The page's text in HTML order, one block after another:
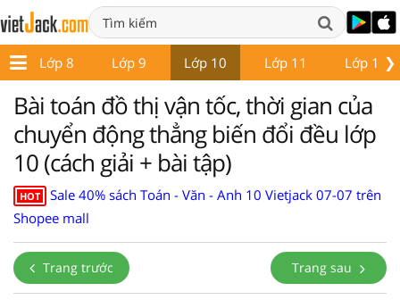
❯
Lớp 8 Lớp 9 Lớp 10 Lớp 11 Lớp 12
Bài toán đồ thị vận tốc, thời gian của
chuyển động thẳng biến đổi đều lớp
10 (cách giải + bài tập)
HOT
Sale 40% sách Toán - Văn - Anh 10 Vietjack 07-07 trên
Shopee mall
Trang trước Trang sau